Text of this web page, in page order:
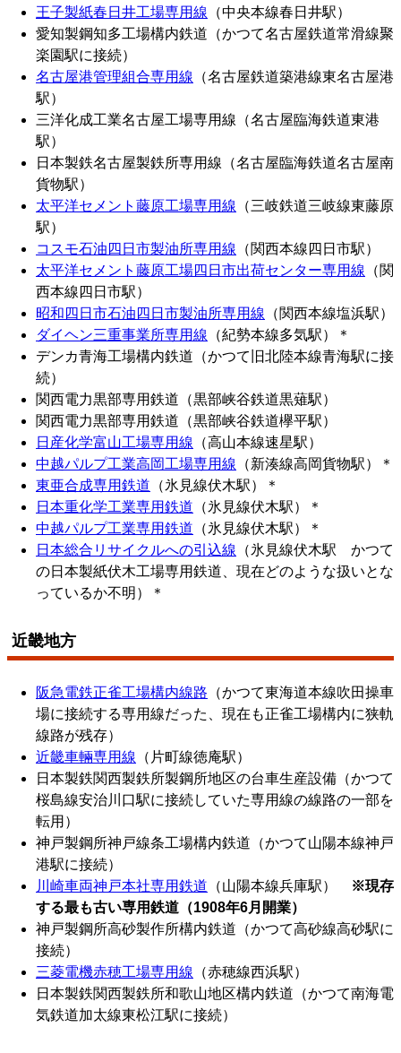
王子製紙春日井工場専用線 （中央本線春日井駅）
愛知製鋼知多工場構内鉄道（かつて名古屋鉄道常滑線聚
楽園駅に接続）
名古屋港管理組合専用線 （名古屋鉄道築港線東名古屋港
駅）
三洋化成工業名古屋工場専用線（名古屋臨海鉄道東港
駅）
日本製鉄名古屋製鉄所専用線（名古屋臨海鉄道名古屋南
貨物駅）
太平洋セメント藤原工場専用線 （三岐鉄道三岐線東藤原
駅）
コスモ石油四日市製油所専用線 （関西本線四日市駅）
太平洋セメント藤原工場四日市出荷センター専用線 （関
西本線四日市駅）
昭和四日市石油四日市製油所専用線 （関西本線塩浜駅）
ダイヘン三重事業所専用線 （紀勢本線多気駅）＊
デンカ青海工場構内鉄道（かつて旧北陸本線青海駅に接
続）
関西電力黒部専用鉄道（黒部峡谷鉄道黒薙駅）
関西電力黒部専用鉄道（黒部峡谷鉄道欅平駅）
日産化学富山工場専用線 （高山本線速星駅）
中越パルプ工業高岡工場専用線 （新湊線高岡貨物駅）＊
東亜合成専用鉄道 （氷見線伏木駅）＊
日本重化学工業専用鉄道 （氷見線伏木駅）＊
中越パルプ工業専用鉄道 （氷見線伏木駅）＊
日本総合リサイクルへの引込線 （氷見線伏木駅 かつて
の日本製紙伏木工場専用鉄道、現在どのような扱いとな
っているか不明）＊
近畿地方
阪急電鉄正雀工場構内線路 （かつて東海道本線吹田操車
場に接続する専用線だった、現在も正雀工場構内に狭軌
線路が残存）
近畿車輛専用線 （片町線徳庵駅）
日本製鉄関西製鉄所製鋼所地区の台車生産設備（かつて
桜島線安治川口駅に接続していた専用線の線路の一部を
転用）
神戸製鋼所神戸線条工場構内鉄道（かつて山陽本線神戸
港駅に接続）
川崎車両神戸本社専用鉄道 （山陽本線兵庫駅）
※現存
する最も古い専用鉄道（1908年6月開業）
神戸製鋼所高砂製作所構内鉄道（かつて高砂線高砂駅に
接続）
三菱電機赤穂工場専用線 （赤穂線西浜駅）
日本製鉄関西製鉄所和歌山地区構内鉄道（かつて南海電
気鉄道加太線東松江駅に接続）